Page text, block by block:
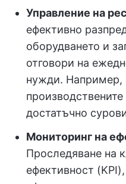
Управление на
ефективно
оборудването и
отговори на
нужди. Например,
достатъчно
Мониторинг на
Проследяване на
ефективност